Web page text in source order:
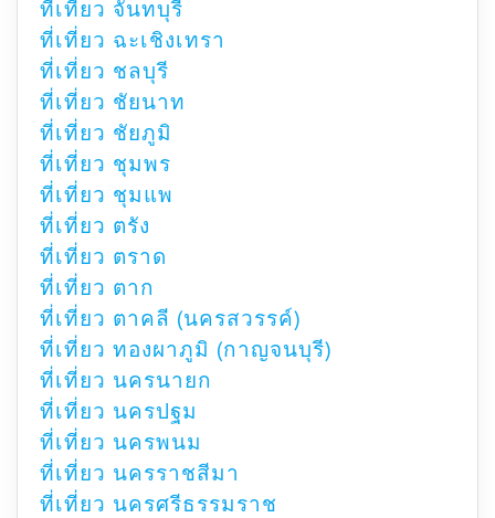
ที่เที่ยว จันทบุรี
ที่เที่ยว ฉะเชิงเทรา
ที่เที่ยว ชลบุรี
ที่เที่ยว ชัยนาท
ที่เที่ยว ชัยภูมิ
ที่เที่ยว ชุมพร
ที่เที่ยว ชุมแพ
ที่เที่ยว ตรัง
ที่เที่ยว ตราด
ที่เที่ยว ตาก
ที่เที่ยว ตาคลี (นครสวรรค์)
ที่เที่ยว ทองผาภูมิ (กาญจนบุรี)
ที่เที่ยว นครนายก
ที่เที่ยว นครปฐม
ที่เที่ยว นครพนม
ที่เที่ยว นครราชสีมา
ที่เที่ยว นครศรีธรรมราช